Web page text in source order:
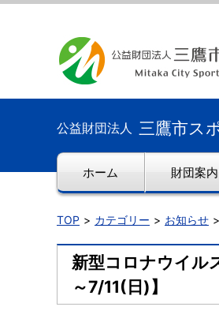
公益財団法人 三鷹市ス
ホーム 財団案内
TOP カテゴリー お知らせ
新型コロナウイル
～7/11(日)】